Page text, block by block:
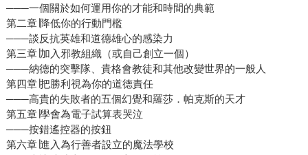
───一個關於如何運用你的才能和時間的典範
第二章∣降低你的行動門檻
───談反抗英雄和道德雄心的感染力
第三章∣加入邪教組織（或自己創立一個）
───納德的突擊隊、貴格會教徒和其他改變世界的一般人
第四章∣把勝利視為你的道德責任
───高貴的失敗者的五個幻覺和羅莎．帕克斯的天才
第五章∣學會為電子試算表哭泣
───按錯遙控器的按鈕
第六章∣進入為行善者設立的魔法學校